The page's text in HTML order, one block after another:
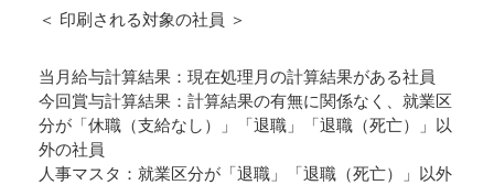
＜ 印刷される対象の社員 ＞
当月給与計算結果：現在処理月の計算結果がある社員
今回賞与計算結果：計算結果の有無に関係なく、就業区
分が「休職（支給なし）」「退職」「退職（死亡）」以
外の社員
人事マスタ：就業区分が「退職」「退職（死亡）」以外